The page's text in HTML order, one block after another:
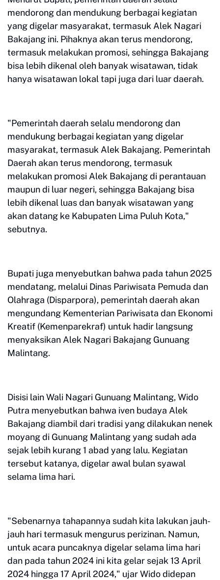
mendorong dan mendukung berbagai kegiatan
yang digelar masyarakat, termasuk Alek Nagari
Bakajang ini. Pihaknya akan terus mendorong,
termasuk melakukan promosi, sehingga Bakajang
bisa lebih dikenal oleh banyak wisatawan, tidak
hanya wisatawan lokal tapi juga dari luar daerah.
"Pemerintah daerah selalu mendorong dan
mendukung berbagai kegiatan yang digelar
masyarakat, termasuk Alek Bakajang. Pemerintah
Daerah akan terus mendorong, termasuk
melakukan promosi Alek Bakajang di perantauan
maupun di luar negeri, sehingga Bakajang bisa
lebih dikenal luas dan banyak wisatawan yang
akan datang ke Kabupaten Lima Puluh Kota,"
sebutnya.
Bupati juga menyebutkan bahwa pada tahun 2025
mendatang, melalui Dinas Pariwisata Pemuda dan
Olahraga (Disparpora), pemerintah daerah akan
mengundang Kementerian Pariwisata dan Ekonomi
Kreatif (Kemenparekraf) untuk hadir langsung
menyaksikan Alek Nagari Bakajang Gunuang
Malintang.
Disisi lain Wali Nagari Gunuang Malintang, Wido
Putra menyebutkan bahwa iven budaya Alek
Bakajang diambil dari tradisi yang dilakukan nenek
moyang di Gunuang Malintang yang sudah ada
sejak lebih kurang 1 abad yang lalu. Kegiatan
tersebut katanya, digelar awal bulan syawal
selama lima hari.
"Sebenarnya tahapannya sudah kita lakukan jauh-
jauh hari termasuk mengurus perizinan. Namun,
untuk acara puncaknya digelar selama lima hari
dan pada tahun 2024 ini kita gelar sejak 13 April
2024 hingga 17 April 2024," ujar Wido didepan